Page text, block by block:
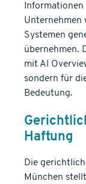
Informationen
Unternehmen
Systemen
übernehmen.
mit AI
sondern für
Bedeutung.
Haftung
Die
München